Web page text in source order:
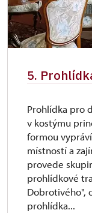
5.
Prohlídka pro
v kostýmu
formou
místností a
provede
prohlídkové
Dobrotivého",
prohlídka...